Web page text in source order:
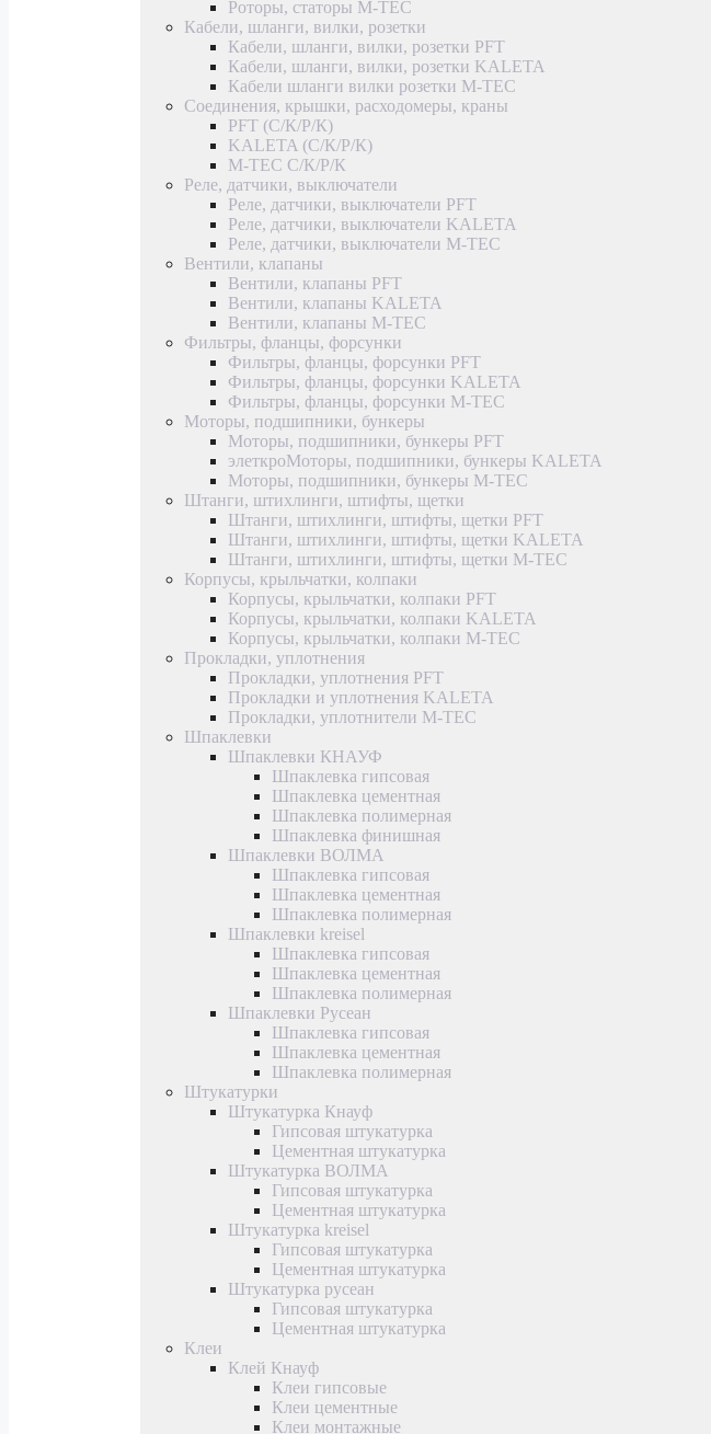
Роторы, статоры M-TEC
Кабели, шланги, вилки, розетки
Кабели, шланги, вилки, розетки PFT
Кабели, шланги, вилки, розетки KALETA
Кабели шланги вилки розетки M-TEC
Соединения, крышки, расходомеры, краны
PFT (С/К/Р/К)
KALETA (С/К/Р/К)
M-TEC С/К/Р/К
Реле, датчики, выключатели
Реле, датчики, выключатели PFT
Реле, датчики, выключатели KALETA
Реле, датчики, выключатели M-TEC
Вентили, клапаны
Вентили, клапаны PFT
Вентили, клапаны KALETA
Вентили, клапаны M-TEC
Фильтры, фланцы, форсунки
Фильтры, фланцы, форсунки PFT
Фильтры, фланцы, форсунки KALETA
Фильтры, фланцы, форсунки M-TEC
Моторы, подшипники, бункеры
Моторы, подшипники, бункеры PFT
элеткроМоторы, подшипники, бункеры KALETA
Моторы, подшипники, бункеры M-TEC
Штанги, штихлинги, штифты, щетки
Штанги, штихлинги, штифты, щетки PFT
Штанги, штихлинги, штифты, щетки KALETA
Штанги, штихлинги, штифты, щетки M-TEC
Корпусы, крыльчатки, колпаки
Корпусы, крыльчатки, колпаки PFT
Корпусы, крыльчатки, колпаки KALETA
Корпусы, крыльчатки, колпаки M-TEC
Прокладки, уплотнения
Прокладки, уплотнения PFT
Прокладки и уплотнения KALETA
Прокладки, уплотнители M-TEC
Шпаклевки
Шпаклевки КНАУФ
Шпаклевка гипсовая
Шпаклевка цементная
Шпаклевка полимерная
Шпаклевка финишная
Шпаклевки ВОЛМА
Шпаклевка гипсовая
Шпаклевка цементная
Шпаклевка полимерная
Шпаклевки kreisel
Шпаклевка гипсовая
Шпаклевка цементная
Шпаклевка полимерная
Шпаклевки Русеан
Шпаклевка гипсовая
Шпаклевка цементная
Шпаклевка полимерная
Штукатурки
Штукатурка Кнауф
Гипсовая штукатурка
Цементная штукатурка
Штукатурка ВОЛМА
Гипсовая штукатурка
Цементная штукатурка
Штукатурка kreisel
Гипсовая штукатурка
Цементная штукатурка
Штукатурка русеан
Гипсовая штукатурка
Цементная штукатурка
Клеи
Клей Кнауф
Клеи гипсовые
Клеи цементные
Клеи монтажные